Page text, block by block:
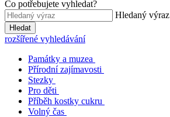
Co potřebujete vyhledat?
Hledaný výraz
Hledat
rozšířené vyhledávání
Památky a muzea
Přírodní zajímavosti
Stezky
Pro děti
Příběh kostky cukru
Volný čas